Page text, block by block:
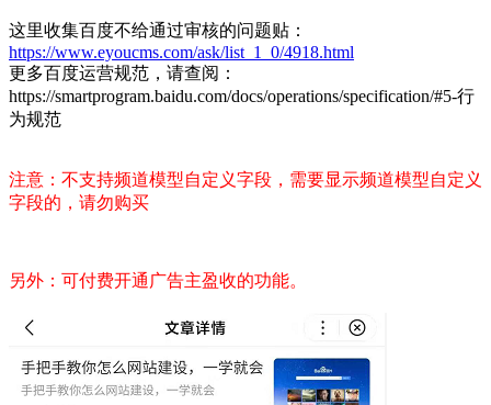
这里收集百度不给通过审核的问题贴：
https://www.eyoucms.com/ask/list_1_0/4918.html
更多百度运营规范，请查阅：
https://smartprogram.baidu.com/docs/operations/specification/#5-行
为规范
注意： 不支持频道模型自定义字段，需要显示频道模型自定义
字段的，请勿购买
另外：可付费开通广告主盈收的功能。